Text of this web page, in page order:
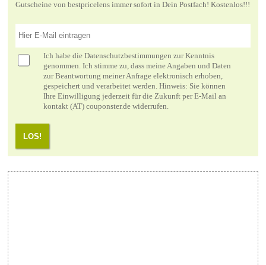
Gutscheine von bestpricelens immer sofort in Dein Postfach! Kostenlos!!!
Ich habe die Datenschutzbestimmungen zur Kenntnis
genommen. Ich stimme zu, dass meine Angaben und Daten
zur Beantwortung meiner Anfrage elektronisch erhoben,
gespeichert und verarbeitet werden. Hinweis: Sie können
Ihre Einwilligung jederzeit für die Zukunft per E-Mail an
kontakt (AT) couponster.de widerrufen.
LOS!